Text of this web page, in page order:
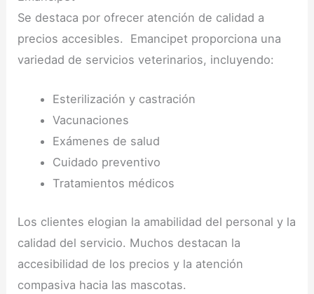
Se destaca por ofrecer atención de calidad a
precios accesibles. Emancipet proporciona una
variedad de servicios veterinarios, incluyendo:
Esterilización y castración
Vacunaciones
Exámenes de salud
Cuidado preventivo
Tratamientos médicos
Los clientes elogian la amabilidad del personal y la
calidad del servicio. Muchos destacan la
accesibilidad de los precios y la atención
compasiva hacia las mascotas.